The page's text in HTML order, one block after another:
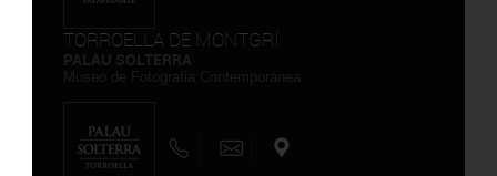
TORROELLA DE MONTGRÍ